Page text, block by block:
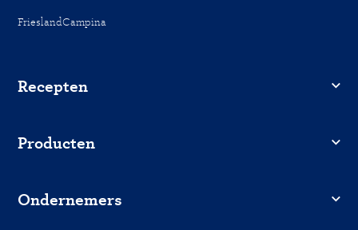
FrieslandCampina
Recepten
Producten
Ondernemers